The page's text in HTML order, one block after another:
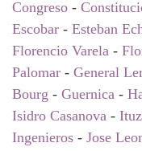
Congreso -
Escobar - Esteban
Florencio Varela -
Palomar - General
Bourg - Guernica -
Isidro Casanova -
Ingenieros - Jose